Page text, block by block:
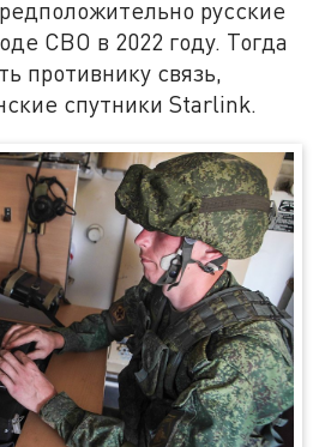
русские
СВО в 2022 году. Тогда
противнику связь,
спутники Starlink.